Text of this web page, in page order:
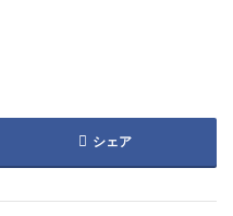
シェア